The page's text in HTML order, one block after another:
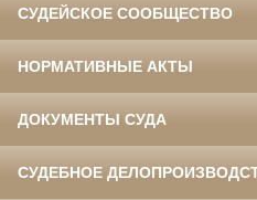
СУДЕЙСКОЕ СООБЩЕСТВО
НОРМАТИВНЫЕ АКТЫ
ДОКУМЕНТЫ СУДА
СУДЕБНОЕ